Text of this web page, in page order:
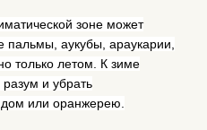
зоне может
пальмы, аукубы, араукарии,
только летом. К зиме
и убрать
или оранжерею.